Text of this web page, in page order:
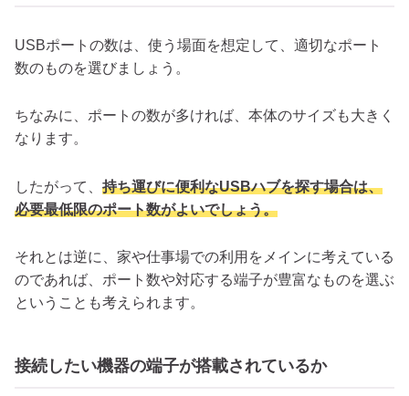
USBポートの数は、使う場面を想定して、適切なポート
数のものを選びましょう。
ちなみに、ポートの数が多ければ、本体のサイズも大きく
なります。
したがって、 持ち運びに便利なUSBハブを探す場合は、
必要最低限のポート数がよいでしょう。
それとは逆に、家や仕事場での利用をメインに考えている
のであれば、ポート数や対応する端子が豊富なものを選ぶ
ということも考えられます。
接続したい機器の端子が搭載されているか